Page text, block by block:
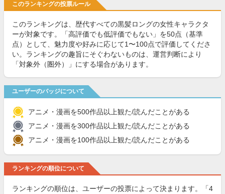
このランキングの投票ルール
このランキングは、歴代すべての黒髪ロングの女性キャラクタ
ーが対象です。「高評価でも低評価でもない」を50点（基準
点）として、魅力度や好みに応じて1〜100点で評価してくださ
い。ランキングの趣旨にそぐわないものは、運営判断により
「対象外（圏外）」にする場合があります。
ユーザーのバッジについて
アニメ・漫画を500作品以上観た/読んだことがある
アニメ・漫画を300作品以上観た/読んだことがある
アニメ・漫画を100作品以上観た/読んだことがある
ランキングの順位について
ランキングの順位は、ユーザーの投票によって決まります。「4